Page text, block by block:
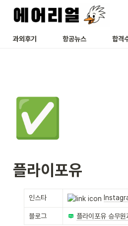
과외후기 항공뉴스 합격
✅
플라이포유
인스타
블로그 플라이포유 승무